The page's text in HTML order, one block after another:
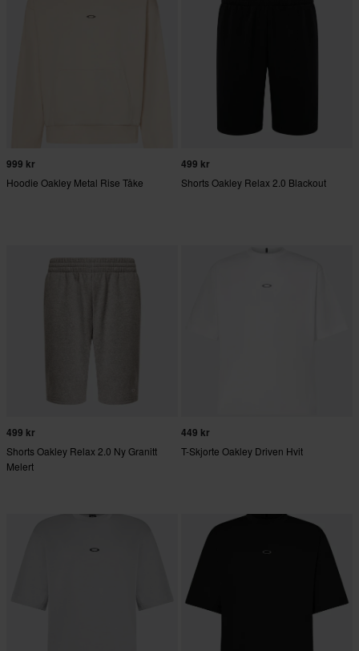
999 kr
Hoodie Oakley Metal Rise Tåke
499 kr
Shorts Oakley Relax 2.0 Blackout
499 kr
Shorts Oakley Relax 2.0 Ny Granitt
Melert
449 kr
T-Skjorte Oakley Driven Hvit